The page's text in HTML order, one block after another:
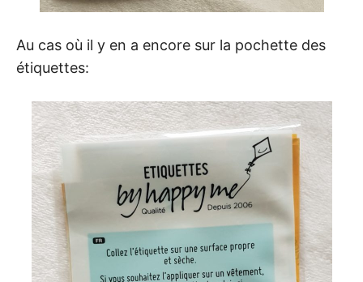
Au cas où il y en a encore sur la pochette des
étiquettes: